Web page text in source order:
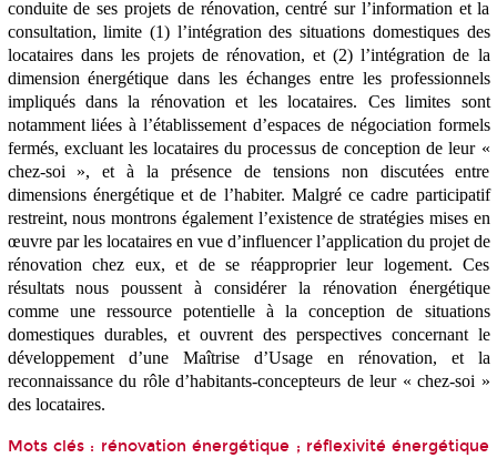
conduite de ses projets de rénovation, centré sur l’information et la
consultation, limite (1) l’intégration des situations domestiques des
locataires dans les projets de rénovation, et (2) l’intégration de la
dimension énergétique dans les échanges entre les professionnels
impliqués dans la rénovation et les locataires. Ces limites sont
notamment liées à l’établissement d’espaces de négociation formels
fermés, excluant les locataires du processus de conception de leur «
chez-soi », et à la présence de tensions non discutées entre
dimensions énergétique et de l’habiter. Malgré ce cadre participatif
restreint, nous montrons également l’existence de stratégies mises en
œuvre par les locataires en vue d’influencer l’application du projet de
rénovation chez eux, et de se réapproprier leur logement. Ces
résultats nous poussent à considérer la rénovation énergétique
comme une ressource potentielle à la conception de situations
domestiques durables, et ouvrent des perspectives concernant le
développement d’une Maîtrise d’Usage en rénovation, et la
reconnaissance du rôle d’habitants-concepteurs de leur « chez-soi »
des locataires.
Mots clés : rénovation énergétique ; réflexivité énergétique